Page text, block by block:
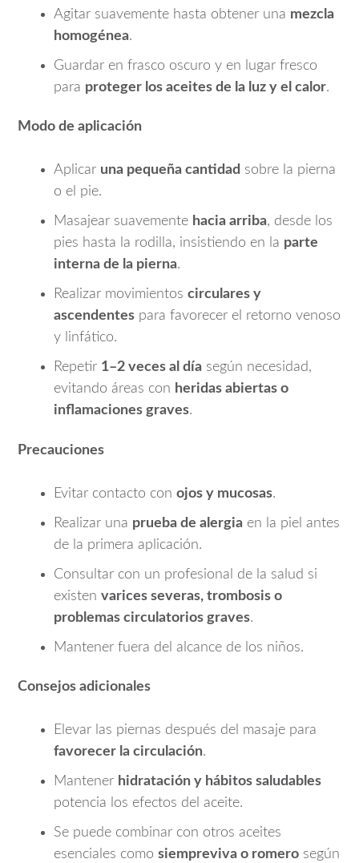
Agitar suavemente hasta obtener una mezcla
homogénea.
Guardar en frasco oscuro y en lugar fresco
para proteger los aceites de la luz y el calor.
Modo de aplicación
Aplicar una pequeña cantidad sobre la pierna
o el pie.
Masajear suavemente hacia arriba, desde los
pies hasta la rodilla, insistiendo en la parte
interna de la pierna.
Realizar movimientos circulares y
ascendentes para favorecer el retorno venoso
y linfático.
Repetir 1–2 veces al día según necesidad,
evitando áreas con heridas abiertas o
inflamaciones graves.
Precauciones
Evitar contacto con ojos y mucosas.
Realizar una prueba de alergia en la piel antes
de la primera aplicación.
Consultar con un profesional de la salud si
existen varices severas, trombosis o
problemas circulatorios graves.
Mantener fuera del alcance de los niños.
Consejos adicionales
Elevar las piernas después del masaje para
favorecer la circulación.
Mantener hidratación y hábitos saludables
potencia los efectos del aceite.
Se puede combinar con otros aceites
esenciales como siempreviva o romero según